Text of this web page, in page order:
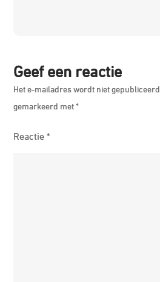
Geef een reactie
Het e-mailadres wordt niet gepubliceerd.
gemarkeerd met*
Reactie*